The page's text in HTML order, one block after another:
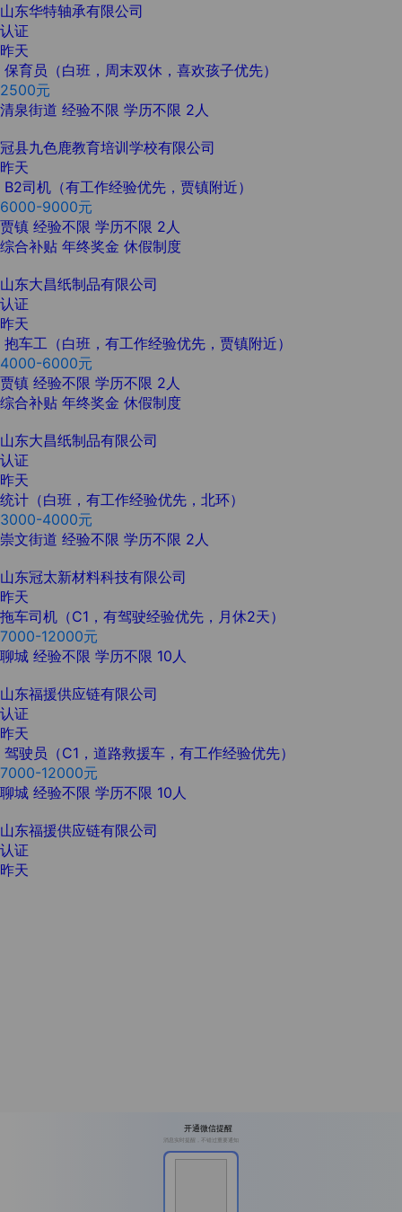
山东华特轴承有限公司
认证
昨天
保育员（白班，周末双休，喜欢孩子优先）
2500元
清泉街道 经验不限 学历不限 2人
冠县九色鹿教育培训学校有限公司
昨天
B2司机（有工作经验优先，贾镇附近）
6000-9000元
贾镇 经验不限 学历不限 2人
综合补贴 年终奖金 休假制度
山东大昌纸制品有限公司
认证
昨天
抱车工（白班，有工作经验优先，贾镇附近）
4000-6000元
贾镇 经验不限 学历不限 2人
综合补贴 年终奖金 休假制度
山东大昌纸制品有限公司
认证
昨天
统计（白班，有工作经验优先，北环）
3000-4000元
崇文街道 经验不限 学历不限 2人
山东冠太新材料科技有限公司
昨天
拖车司机（C1，有驾驶经验优先，月休2天）
7000-12000元
聊城 经验不限 学历不限 10人
山东福援供应链有限公司
认证
昨天
驾驶员（C1，道路救援车，有工作经验优先）
7000-12000元
聊城 经验不限 学历不限 10人
山东福援供应链有限公司
认证
昨天
开通微信提醒
消息实时提醒，不错过重要通知